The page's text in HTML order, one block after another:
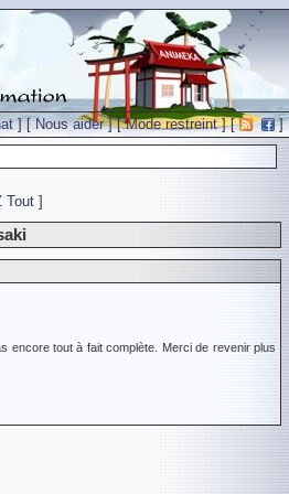
] [Nous aider] [Mode restreint] [ ]
Tout ]
encore tout à fait complète. Merci de revenir plus